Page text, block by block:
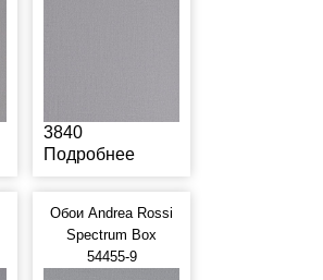
3840
Подробнее
Обои Andrea Rossi
Spectrum Box
54455-9